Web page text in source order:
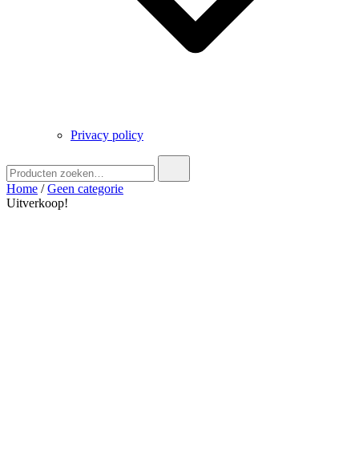
Privacy policy
naar:
Home /Geen categorie
Uitverkoop!